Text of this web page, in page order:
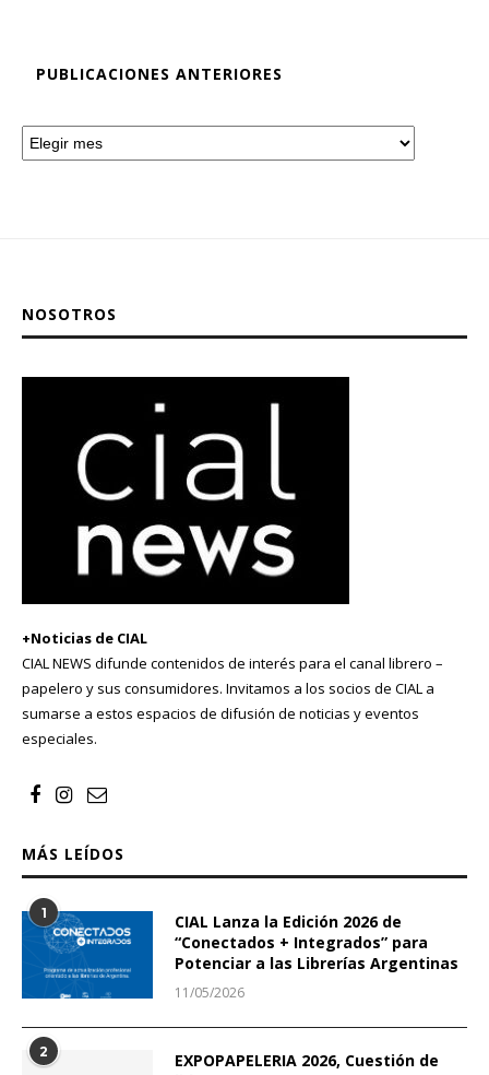
PUBLICACIONES ANTERIORES
NOSOTROS
+Noticias de CIAL
CIAL NEWS difunde contenidos de interés para el canal librero –
papelero y sus consumidores. Invitamos a los socios de CIAL a
sumarse a estos espacios de difusión de noticias y eventos
especiales.
MÁS LEÍDOS
1
CIAL Lanza la Edición 2026 de
“Conectados + Integrados” para
Potenciar a las Librerías Argentinas
11/05/2026
2
EXPOPAPELERIA 2026, Cuestión de